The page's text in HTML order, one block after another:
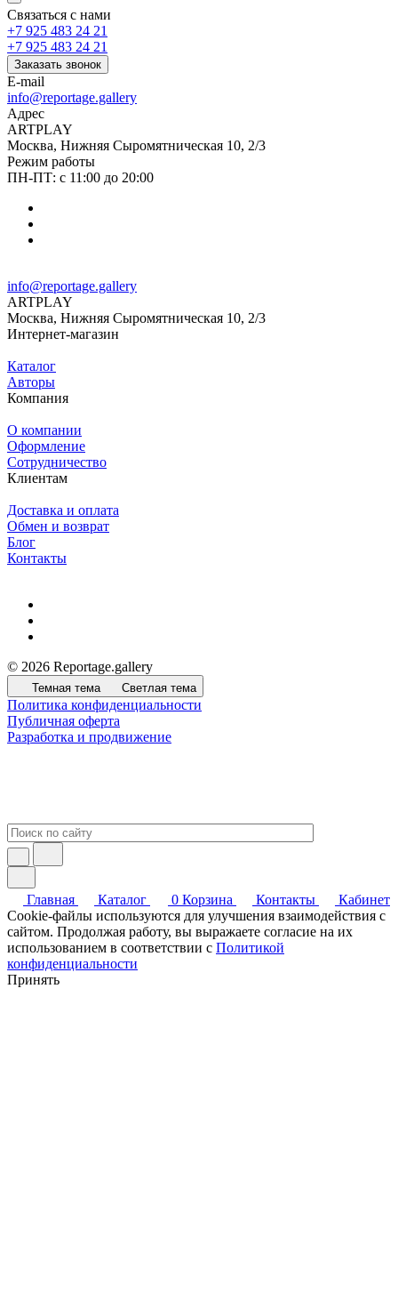
Связаться с нами
+7 925 483 24 21
+7 925 483 24 21
Заказать звонок
E-mail
info@reportage.gallery
Адрес
ARTPLAY
Москва, Нижняя Сыромятническая 10, 2/3
Режим работы
ПН-ПТ: с 11:00 до 20:00
info@reportage.gallery
ARTPLAY
Москва, Нижняя Сыромятническая 10, 2/3
Интернет-магазин
Каталог
Авторы
Компания
О компании
Оформление
Сотрудничество
Клиентам
Доставка и оплата
Обмен и возврат
Блог
Контакты
© 2026 Reportage.gallery
Темная тема Светлая тема
Политика конфиденциальности
Публичная оферта
Разработка и продвижение
Главная Каталог 0 Корзина Контакты
Кабинет
Cookie-файлы используются для улучшения взаимодействия с
сайтом. Продолжая работу, вы выражаете согласие на их
использованием в соответствии с Политикой
конфиденциальности
Принять